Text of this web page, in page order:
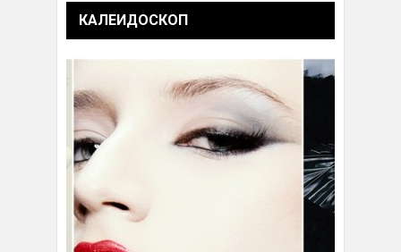
КАЛЕИДОСКОП